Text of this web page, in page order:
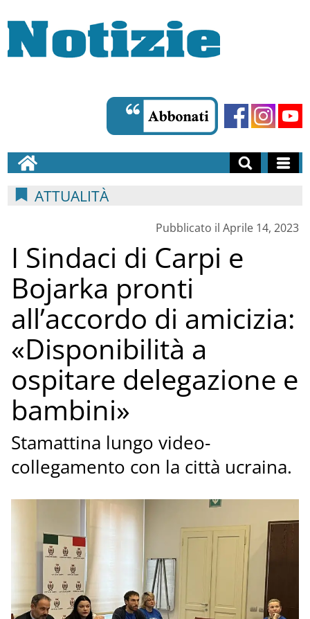
ATTUALITÀ
Pubblicato il Aprile 14, 2023
I Sindaci di Carpi e
Bojarka pronti
all’accordo di amicizia:
«Disponibilità a
ospitare delegazione e
bambini»
Stamattina lungo video-
collegamento con la città ucraina.